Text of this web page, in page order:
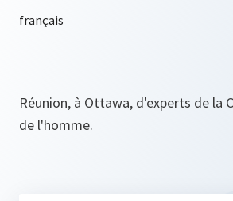
Réunion, à Ottawa, d'experts de la
de l'homme.